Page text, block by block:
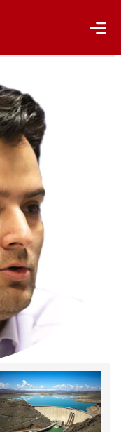
علی حاجی مرادی
۲۶ اردیبهشت ۱۴۰۵